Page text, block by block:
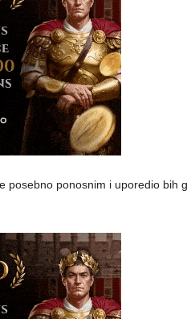
posebno ponosnim i uporedio bih